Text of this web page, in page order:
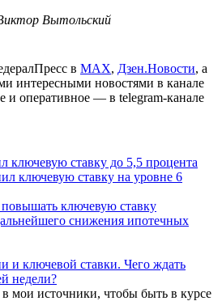
Вытольский
в МАХ, Дзен.Новости, а
интересными новостями в канале
и оперативное — в telegram-канале
ключевую ставку до 5,5 процента
ключевую ставку на уровне 6
ключевую ставку
снижения ипотечных
и ключевой ставки. Чего ждать
недели?
в мои источники, чтобы быть в курсе